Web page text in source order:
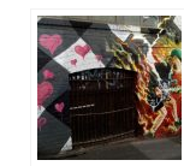
envolées